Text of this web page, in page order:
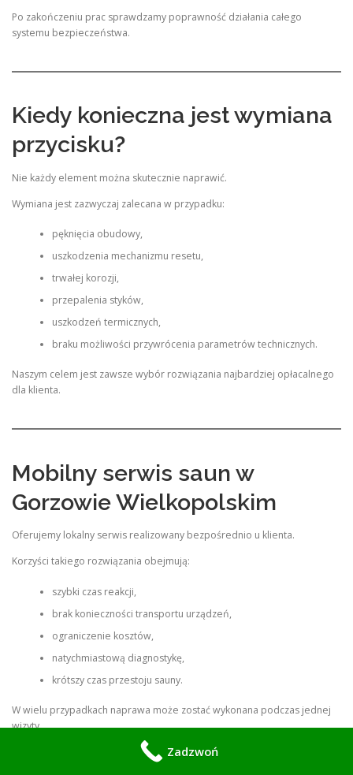
Po zakończeniu prac sprawdzamy poprawność działania całego
systemu bezpieczeństwa.
Kiedy konieczna jest wymiana
przycisku?
Nie każdy element można skutecznie naprawić.
Wymiana jest zazwyczaj zalecana w przypadku:
pęknięcia obudowy,
uszkodzenia mechanizmu resetu,
trwałej korozji,
przepalenia styków,
uszkodzeń termicznych,
braku możliwości przywrócenia parametrów technicznych.
Naszym celem jest zawsze wybór rozwiązania najbardziej opłacalnego
dla klienta.
Mobilny serwis saun w
Gorzowie Wielkopolskim
Oferujemy lokalny serwis realizowany bezpośrednio u klienta.
Korzyści takiego rozwiązania obejmują:
szybki czas reakcji,
brak konieczności transportu urządzeń,
ograniczenie kosztów,
natychmiastową diagnostykę,
krótszy czas przestoju sauny.
W wielu przypadkach naprawa może zostać wykonana podczas jednej
wizyty.
Zadzwoń